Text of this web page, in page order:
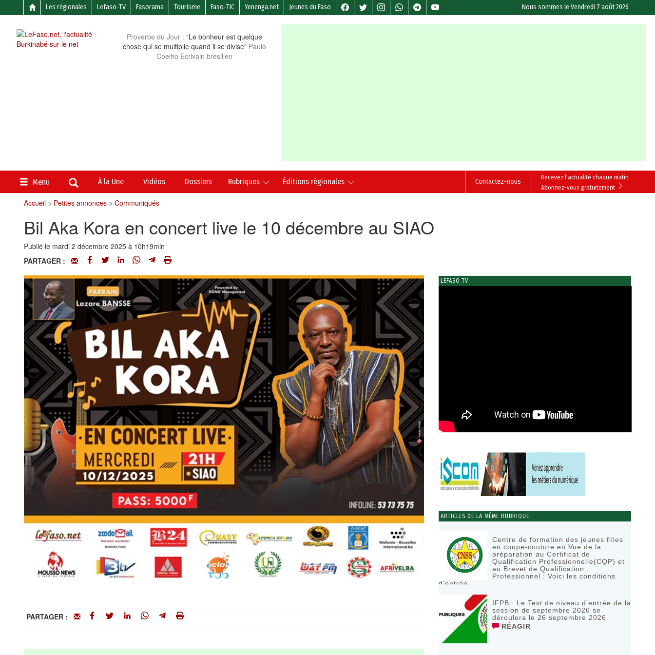
Les régionales Lefaso-TV Fasorama Tourisme Faso-TIC Yenenga.net Jeunes du Faso Nous sommes leVendredi 7 août 2026
Proverbe du Jour : “Le bonheur est quelque
chose qui se multiplie quand il se divise” Paulo
Coelho Ecrivain brésilien
Menu À la Une Vidéos Dossiers Rubriques Éditions régionales
Recevez l'actualité chaque matin
Abonnez-vous gratuitement
Contactez-nous
Accueil> Petites annonces> Communiqués
Bil Aka Kora en concert live le 10 décembre au SIAO
Publié le mardi 2 décembre 2025 à 10h19min
PARTAGER :
PARTAGER :
LEFASO TV
ARTICLES DE LA MÊME RUBRIQUE
Centre de formation des jeunes filles
en coupe-couture en Vue de la
préparation au Certificat de
Qualification Professionnelle(CQP) et
au Brevet de Qualification
Professionnel : Voici les conditions
d’entrée
IFPB : Le Test de niveau d’entrée de la
session de septembre 2026 se
déroulera le 26 septembre 2026
RÉAGIR